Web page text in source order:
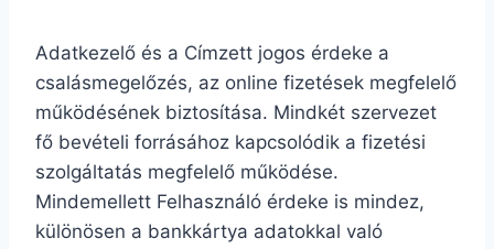
Adatkezelő és a Címzett jogos érdeke a
csalásmegelőzés, az online fizetések megfelelő
működésének biztosítása. Mindkét szervezet
fő bevételi forrásához kapcsolódik a fizetési
szolgáltatás megfelelő működése.
Mindemellett Felhasználó érdeke is mindez,
különösen a bankkártya adatokkal való